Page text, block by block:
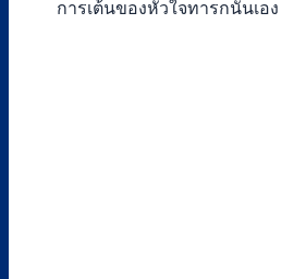
การเต้นของหัวใจทารกนั่นเอง